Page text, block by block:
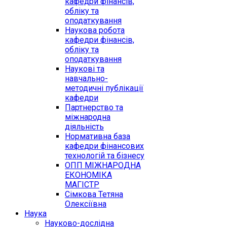
обліку та
оподаткування
Наукова робота
кафедри фінансів,
обліку та
оподаткування
Наукові та
навчально-
методичні публікації
кафедри
Партнерство та
міжнародна
діяльність
Нормативна база
кафедри фінансових
технологій та бізнесу
ОПП МІЖНАРОДНА
ЕКОНОМІКА
МАГІСТР
Сімкова Тетяна
Олексіївна
Наука
Науково-дослідна